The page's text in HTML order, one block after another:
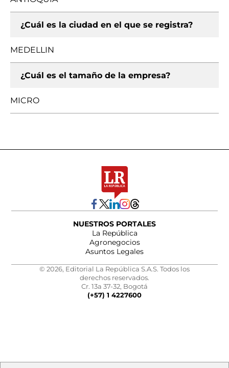
¿Cuál es la ciudad en el que se registra?
MEDELLIN
¿Cuál es el tamaño de la empresa?
MICRO
NUESTROS PORTALES
La República
Agronegocios
Asuntos Legales
© 2026, Editorial La República S.A.S. Todos los
derechos reservados.
Cr. 13a 37-32, Bogotá
(+57) 1 4227600